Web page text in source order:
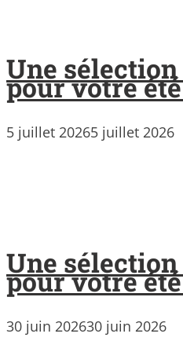
Une sélection
pour votre
5 juillet 20265 juillet 2026
Une
pour votre
30 juin 202630 juin 2026